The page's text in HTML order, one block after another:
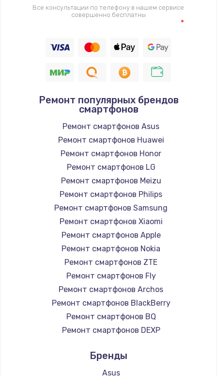
Заказать
Настройка Wi-Fi
Заказать
Замена шим-контроллера
3900 руб.
Заказать
Замена HDMI
1200 руб.
Заказать
Установка драйверов
950 руб.
Заказать
Замена жесткого диска
1000 руб.
Заказать
Чистка от пыли
Заказать
Все консультации по телефону в нашем сервисе
совершенно бесплатны
Ремонт популярных брендов
смартфонов
Ремонт смартфонов Asus
Ремонт смартфонов Huawei
Ремонт смартфонов Honor
Ремонт смартфонов LG
Ремонт смартфонов Meizu
Ремонт смартфонов Philips
Ремонт смартфонов Samsung
Ремонт смартфонов Xiaomi
Ремонт смартфонов Apple
Ремонт смартфонов Nokia
Ремонт смартфонов ZTE
Ремонт смартфонов Fly
Ремонт смартфонов Archos
Ремонт смартфонов BlackBerry
Ремонт смартфонов BQ
Ремонт смартфонов DEXP
Ремонт смартфонов Ginzzu
Ремонт смартфонов Highscreen
Бренды
Asus